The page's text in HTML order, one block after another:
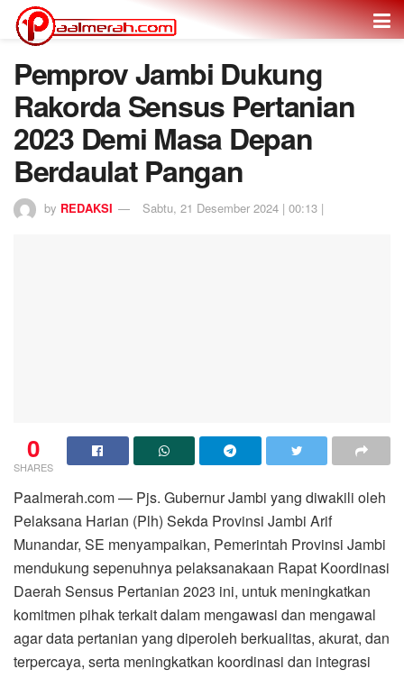
Pemprov Jambi Dukung
Rakorda Sensus Pertanian
2023 Demi Masa Depan
Berdaulat Pangan
by REDAKSI Sabtu, 21 Desember 2024 | 00:13 |
0
SHARES
Paalmerah.com — Pjs. Gubernur Jambi yang diwakili oleh
Pelaksana Harian (Plh) Sekda Provinsi Jambi Arif
Munandar, SE menyampaikan, Pemerintah Provinsi Jambi
mendukung sepenuhnya pelaksanakaan Rapat Koordinasi
Daerah Sensus Pertanian 2023 ini, untuk meningkatkan
komitmen pihak terkait dalam mengawasi dan mengawal
agar data pertanian yang diperoleh berkualitas, akurat, dan
terpercaya, serta meningkatkan koordinasi dan integrasi